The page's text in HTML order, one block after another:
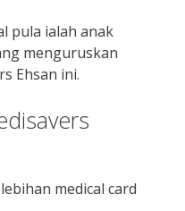
pula ialah anak
menguruskan
Ehsan ini.
medical card